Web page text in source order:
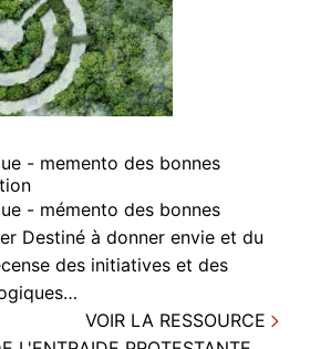
- memento des bonnes
- mémento des bonnes
Destiné à donner envie et du
des initiatives et des
VOIR LA RESSOURCE